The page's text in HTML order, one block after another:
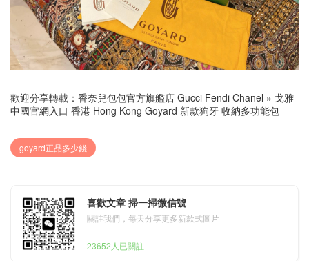
歡迎分享轉載： 香奈兒包包官方旗艦店 Gucci Fendi Chanel » 戈雅
中國官網入口 香港 Hong Kong Goyard 新款狗牙 收納多功能包
goyard正品多少錢
喜歡文章 掃一掃微信號
關註我們，每天分享更多新款式圖片
23652人已關註